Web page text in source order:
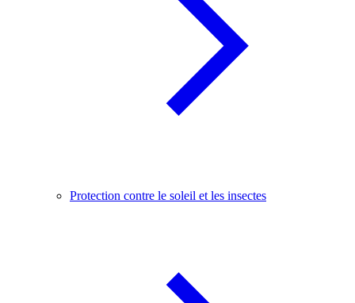
Protection contre le soleil et les insectes